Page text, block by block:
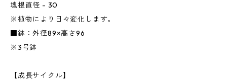
塊根直径 - 30
※植物により日々変化します。
■鉢：外径89×高さ96
※3号鉢
【成長サイクル】